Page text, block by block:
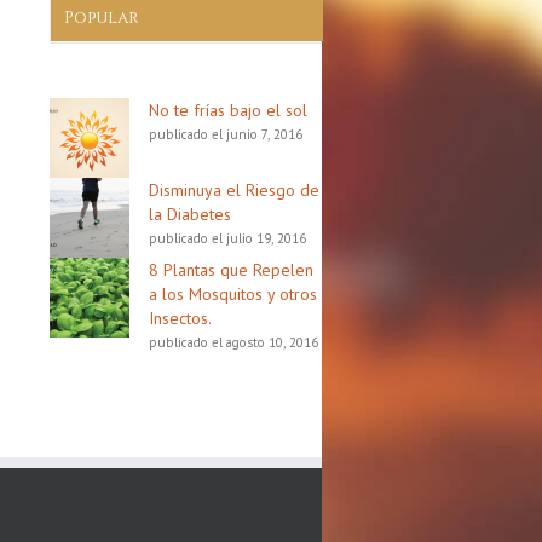
Popular
No te frías bajo el sol
publicado el junio 7, 2016
Disminuya el Riesgo de
la Diabetes
publicado el julio 19, 2016
8 Plantas que Repelen
a los Mosquitos y otros
Insectos.
publicado el agosto 10, 2016